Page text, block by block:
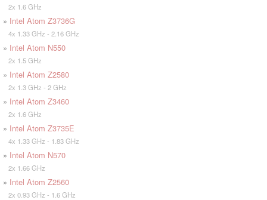
2x 1.6 GHz
» Intel Atom Z3736G
4x 1.33 GHz - 2.16 GHz
» Intel Atom N550
2x 1.5 GHz
» Intel Atom Z2580
2x 1.3 GHz - 2 GHz
» Intel Atom Z3460
2x 1.6 GHz
» Intel Atom Z3735E
4x 1.33 GHz - 1.83 GHz
» Intel Atom N570
2x 1.66 GHz
» Intel Atom Z2560
2x 0.93 GHz - 1.6 GHz